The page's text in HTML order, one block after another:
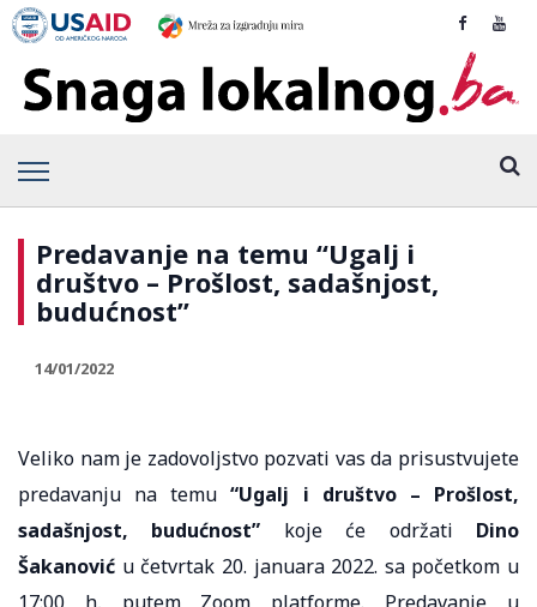
Predavanje na temu “Ugalj i
društvo – Prošlost, sadašnjost,
budućnost”
14/01/2022
Veliko nam je zadovoljstvo pozvati vas da prisustvujete
predavanju na temu“Ugalj i društvo – Prošlost,
sadašnjost, budućnost” koje će održati Dino
Šakanović u četvrtak 20. januara 2022. sa početkom u